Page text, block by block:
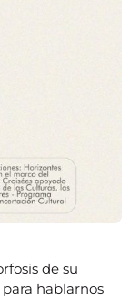
de su
hablarnos